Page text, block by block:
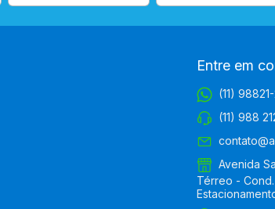
Entre em
(11) 98821-
(11) 988
Avenida
Térreo -